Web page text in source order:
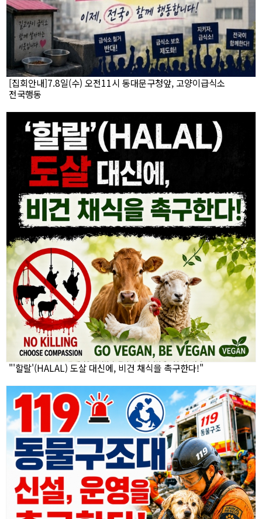
[집회안내]7.8일(수) 오전11시 동대문구청앞, 고양이급식소
전국행동
"'할랄'(HALAL) 도살 대신에, 비건 채식을 촉구한다!"